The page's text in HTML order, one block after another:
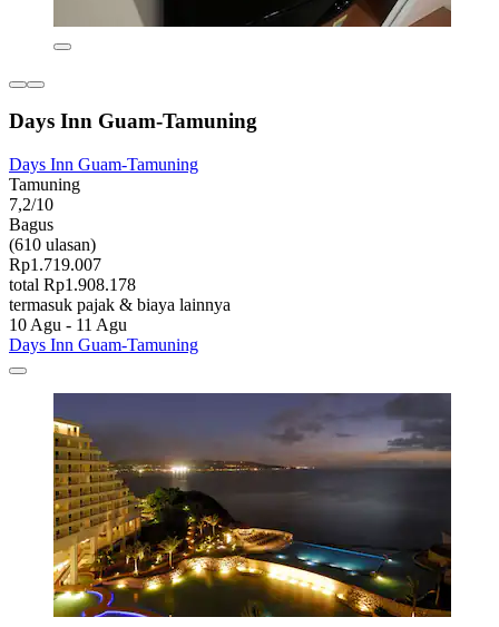
Days Inn Guam-Tamuning
Days Inn Guam-Tamuning
Tamuning
7,2/10
Bagus
(610 ulasan)
Rp1.719.007
total Rp1.908.178
termasuk pajak & biaya lainnya
10 Agu - 11 Agu
Days Inn Guam-Tamuning